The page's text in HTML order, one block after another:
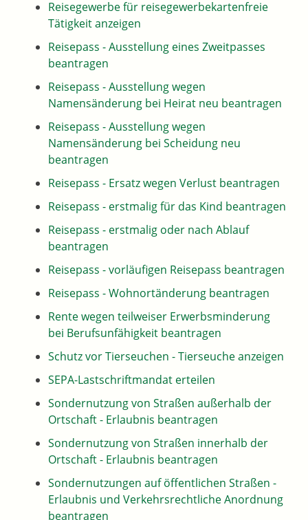
Reisegewerbe für reisegewerbekartenfreie
Tätigkeit anzeigen
Reisepass - Ausstellung eines Zweitpasses
beantragen
Reisepass - Ausstellung wegen
Namensänderung bei Heirat neu beantragen
Reisepass - Ausstellung wegen
Namensänderung bei Scheidung neu
beantragen
Reisepass - Ersatz wegen Verlust beantragen
Reisepass - erstmalig für das Kind beantragen
Reisepass - erstmalig oder nach Ablauf
beantragen
Reisepass - vorläufigen Reisepass beantragen
Reisepass - Wohnortänderung beantragen
Rente wegen teilweiser Erwerbsminderung
bei Berufsunfähigkeit beantragen
Schutz vor Tierseuchen - Tierseuche anzeigen
SEPA-Lastschriftmandat erteilen
Sondernutzung von Straßen außerhalb der
Ortschaft - Erlaubnis beantragen
Sondernutzung von Straßen innerhalb der
Ortschaft - Erlaubnis beantragen
Sondernutzungen auf öffentlichen Straßen -
Erlaubnis und Verkehrsrechtliche Anordnung
beantragen